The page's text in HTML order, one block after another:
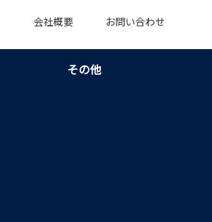
会社概要 お問い合わせ
その他